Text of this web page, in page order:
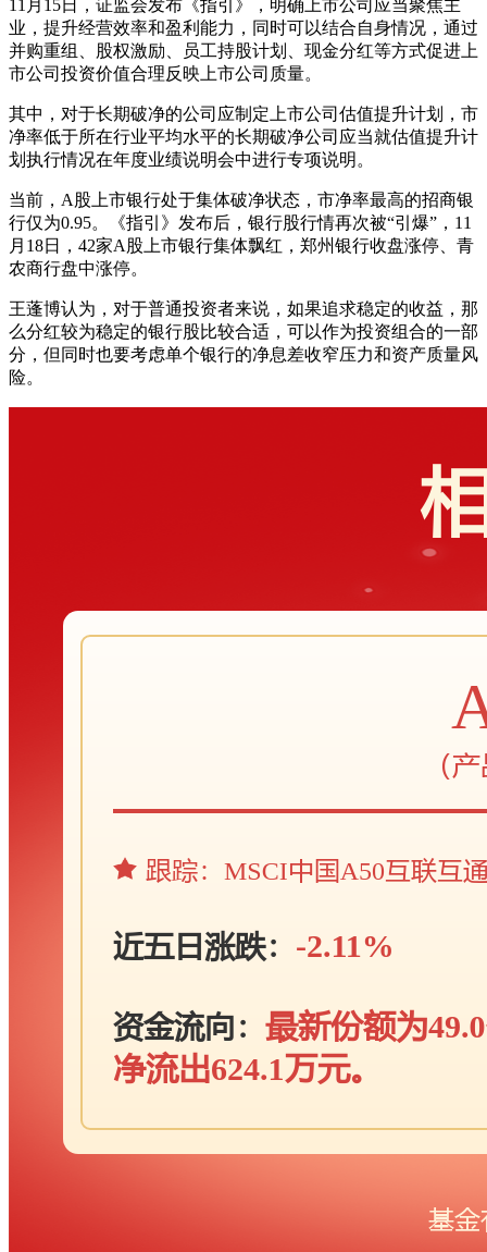
11月15日，证监会发布《指引》，明确上市公司应当聚焦主
业，提升经营效率和盈利能力，同时可以结合自身情况，通过
并购重组、股权激励、员工持股计划、现金分红等方式促进上
市公司投资价值合理反映上市公司质量。
其中，对于长期破净的公司应制定上市公司估值提升计划，市
净率低于所在行业平均水平的长期破净公司应当就估值提升计
划执行情况在年度业绩说明会中进行专项说明。
当前，A股上市银行处于集体破净状态，市净率最高的招商银
行仅为0.95。《指引》发布后，银行股行情再次被“引爆”，11
月18日，42家A股上市银行集体飘红，郑州银行收盘涨停、青
农商行盘中涨停。
王蓬博认为，对于普通投资者来说，如果追求稳定的收益，那
么分红较为稳定的银行股比较合适，可以作为投资组合的一部
分，但同时也要考虑单个银行的净息差收窄压力和资产质量风
险。